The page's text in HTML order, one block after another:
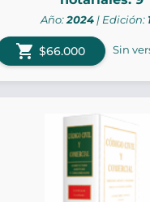
Año:2024| Edición:
shopping_cart $66.000 Sin